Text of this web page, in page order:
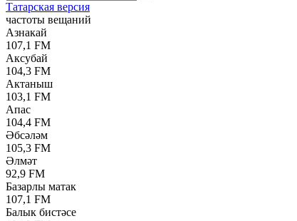
Татарская версия
частоты вещаний
Азнакай
107,1 FM
Аксубай
104,3 FM
Актаныш
103,1 FM
Апас
104,4 FM
Әбсәләм
105,3 FM
Әлмәт
92,9 FM
Базарлы матак
107,1 FM
Балык бистәсе